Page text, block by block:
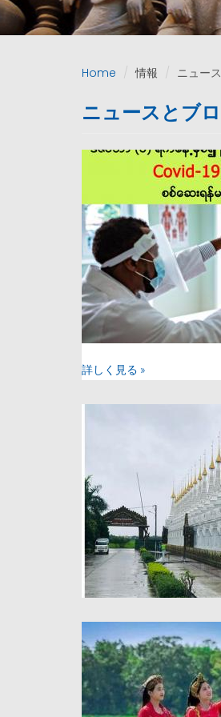
Home 情報 ニュー
ニュースとブ
詳しく見る »